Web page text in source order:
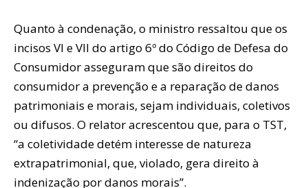
Quanto à condenação, o ministro ressaltou que os
incisos VI e VII do artigo 6º do Código de Defesa do
Consumidor asseguram que são direitos do
consumidor a prevenção e a reparação de danos
patrimoniais e morais, sejam individuais, coletivos
ou difusos. O relator acrescentou que, para o TST,
“a coletividade detém interesse de natureza
extrapatrimonial, que, violado, gera direito à
indenização por danos morais”.